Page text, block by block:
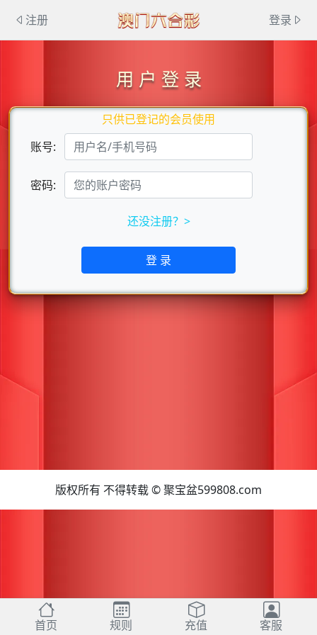
注册 登录
首页 规则 充值 客服
用 户 登 录
只供已登记的会员使用
账号:
密码:
还没注册？>
登 录
版权所有 不得转载 © 聚宝盆599808.com